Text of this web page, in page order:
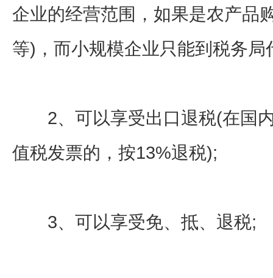
企业的经营范围，如果是农产品
等)，而小规模企业只能到税务
2、可以享受出口退税(在国内
值税发票的，按13%退税);
3、可以享受免、抵、退税;